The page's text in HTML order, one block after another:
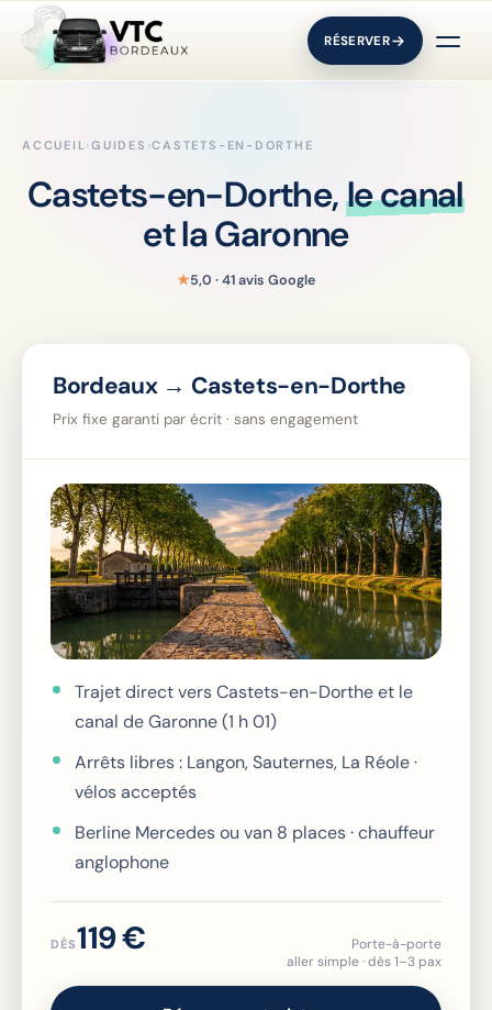
RÉSERVER
ACCUEIL›GUIDES ›CASTETS-EN-DORTHE
Castets-en-Dorthe,le canal
et la Garonne
★5,0 · 41 avis Google
Bordeaux → Castets-en-Dorthe
Prix fixe garanti par écrit · sans engagement
Trajet direct vers Castets-en-Dorthe et le
canal de Garonne (1 h 01)
Arrêts libres : Langon, Sauternes, La Réole ·
vélos acceptés
Berline Mercedes ou van 8 places · chauffeur
anglophone
DÈS119 €
Porte-à-porte
aller simple · dès 1–3 pax